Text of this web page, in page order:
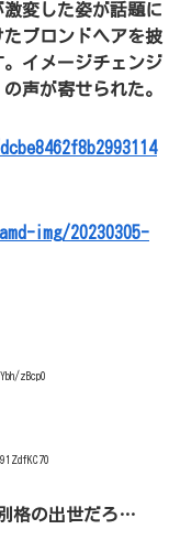
変した姿が話題に
ブロンドヘアを披
イメージチェンジ
声が寄せられた。
img/20230305-
zBcp0
格の出世だろ…